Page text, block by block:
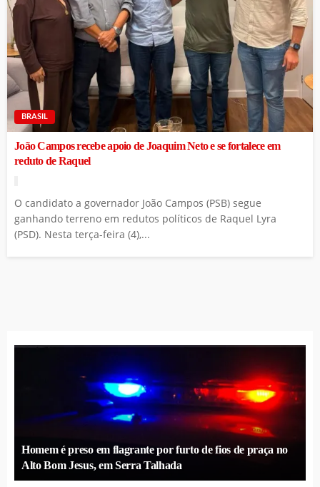
BRASIL
João Campos recebe apoio de Joaquim Neto e se fortalece em
reduto de Raquel
O candidato a governador João Campos (PSB) segue
ganhando terreno em redutos políticos de Raquel Lyra
(PSD). Nesta terça-feira (4),...
Homem é preso em flagrante por furto de fios de praça no
Alto Bom Jesus, em Serra Talhada